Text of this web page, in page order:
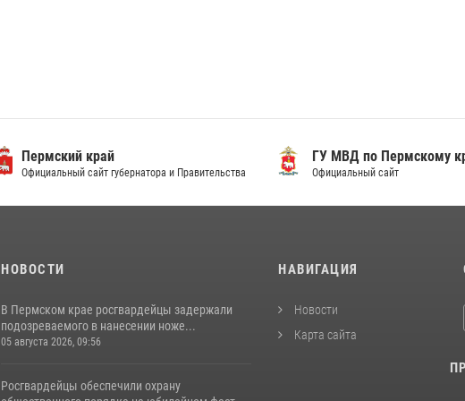
Пермский край
Официальный сайт губернатора и Правительства
ГУ МВД по Пермскому
Официальный сайт
НОВОСТИ
В Пермском крае росгвардейцы задержали
подозреваемого в нанесении ноже...
05 августа 2026, 09:56
Росгвардейцы обеспечили охрану
НАВИГАЦИЯ
Новости
Карта сайта